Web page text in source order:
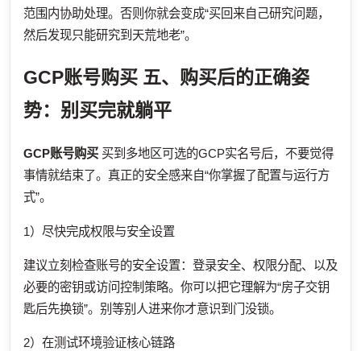
范围内协助处理。否则你就会变成“买回来自己研究问题，
然后发现只能研究到天荒地老”。
GCP账号购买 五、购买后的正确姿
势：别买完就躺平
GCP账号购买 买到多地区可选的GCP实名号后，不要觉得
事情就结束了。真正的安全感来自“你掌握了配置与运行方
式”。
1）尽快完成权限与安全设置
建议立刻检查账号的安全设置：登录安全、权限分配、以及
必要的密钥或访问控制策略。你可以把它理解为“房子交钥
匙后先换锁”。别等别人进来你才意识到门没锁。
2）在测试环境验证核心链路